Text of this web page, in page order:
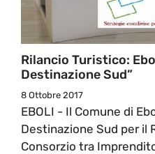
Rilancio Turistico:
Destinazione Sud”
8 Ottobre 2017
EBOLI - Il Comune di
Destinazione Sud per il
Consorzio tra